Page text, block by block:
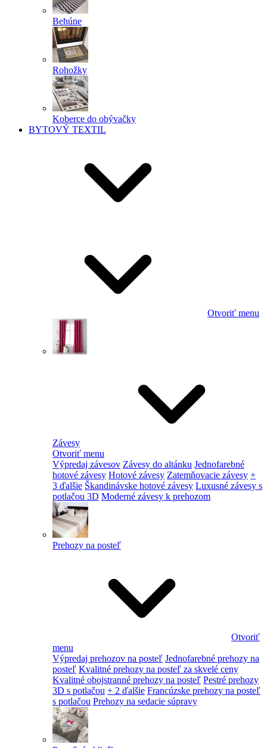
Behúne
Rohožky
Koberce do obývačky
BYTOVÝ TEXTIL
Otvoriť menu
Závesy
Otvoriť menu
Výpredaj závesov Závesy do altánku Jednofarebné
hotové závesy Hotové závesy Zatemňovacie závesy +
3 ďalšie Škandinávske hotové závesy Luxusné závesy s
potlačou 3D Moderné závesy k prehozom
Prehozy na posteľ
Otvoriť
menu
Výpredaj prehozov na posteľ Jednofarebné prehozy na
posteľ Kvalitné prehozy na posteľ za skvelé ceny
Kvalitné obojstranné prehozy na posteľ Pestré prehozy
3D s potlačou + 2 ďalšie Francúzske prehozy na posteľ
s potlačou Prehozy na sedacie súpravy